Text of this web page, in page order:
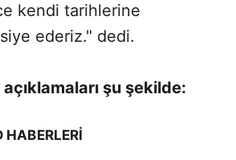
kendi tarihlerine
ederiz." dedi.
açıklamaları şu şekilde:
HABERLERI